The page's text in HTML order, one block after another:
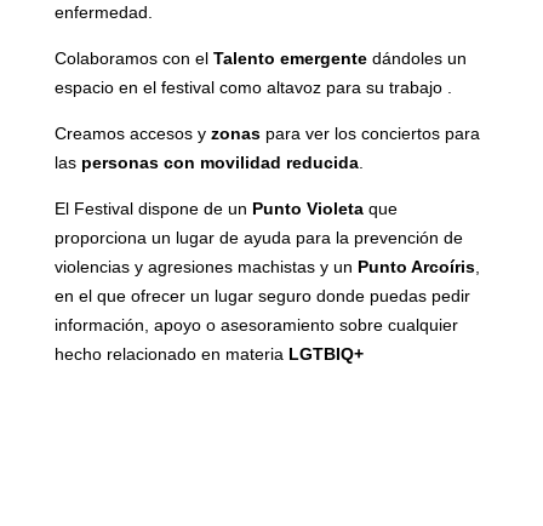
enfermedad.
Colaboramos con el Talento emergentedándoles un
espacio en el festival como altavoz para su trabajo .
Creamos accesos y zonaspara ver los conciertos para
laspersonas con movilidad reducida.
El Festival dispone de un Punto Violetaque
proporciona un lugar de ayuda para la prevención de
violencias y agresiones machistas y un Punto Arcoíris,
en el que ofrecer un lugar seguro donde puedas pedir
información, apoyo o asesoramiento sobre cualquier
hecho relacionado en materia LGTBIQ+